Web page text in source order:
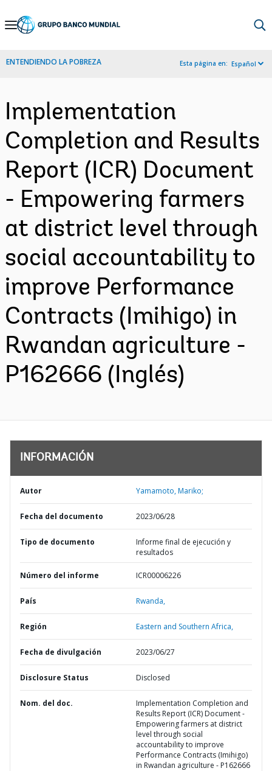
Skip
Navigation
ENTENDIENDO LA POBREZA Esta página en: Español
Implementation
Completion and Results
Report (ICR) Document
- Empowering farmers
at district level through
social accountability to
improve Performance
Contracts (Imihigo) in
Rwandan agriculture -
P162666 (Inglés)
INFORMACIÓN
Autor Yamamoto, Mariko;
Fecha del documento 2023/06/28
Tipo de documento
Informe final de ejecución y
resultados
Número del informe ICR00006226
País Rwanda,
Región Eastern and Southern Africa,
Fecha de divulgación 2023/06/27
Disclosure Status Disclosed
Nom. del doc.
Implementation Completion and
Results Report (ICR) Document -
Empowering farmers at district
level through social
accountability to improve
Performance Contracts (Imihigo)
in Rwandan agriculture - P162666